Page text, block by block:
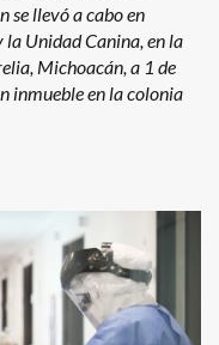
se llevó a cabo en
Unidad Canina, en la
Michoacán, a 1 de
inmueble en la colonia